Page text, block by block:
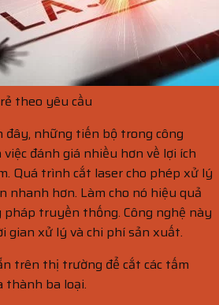
theo yêu cầu
đây, những tiến bộ trong công
đánh giá nhiều hơn về lợi ích
Quá trình cắt laser cho phép xử lý
nhanh hơn. Làm cho nó hiệu quả
pháp truyền thống. Công nghệ này
gian xử lý và chi phí sản xuất.
trên thị trường để cắt các tấm
thành ba loại.